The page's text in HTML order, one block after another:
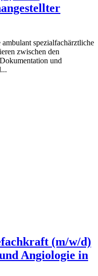
spezialfachärztliche
zwischen den
und
(m/w/d)
Angiologie in